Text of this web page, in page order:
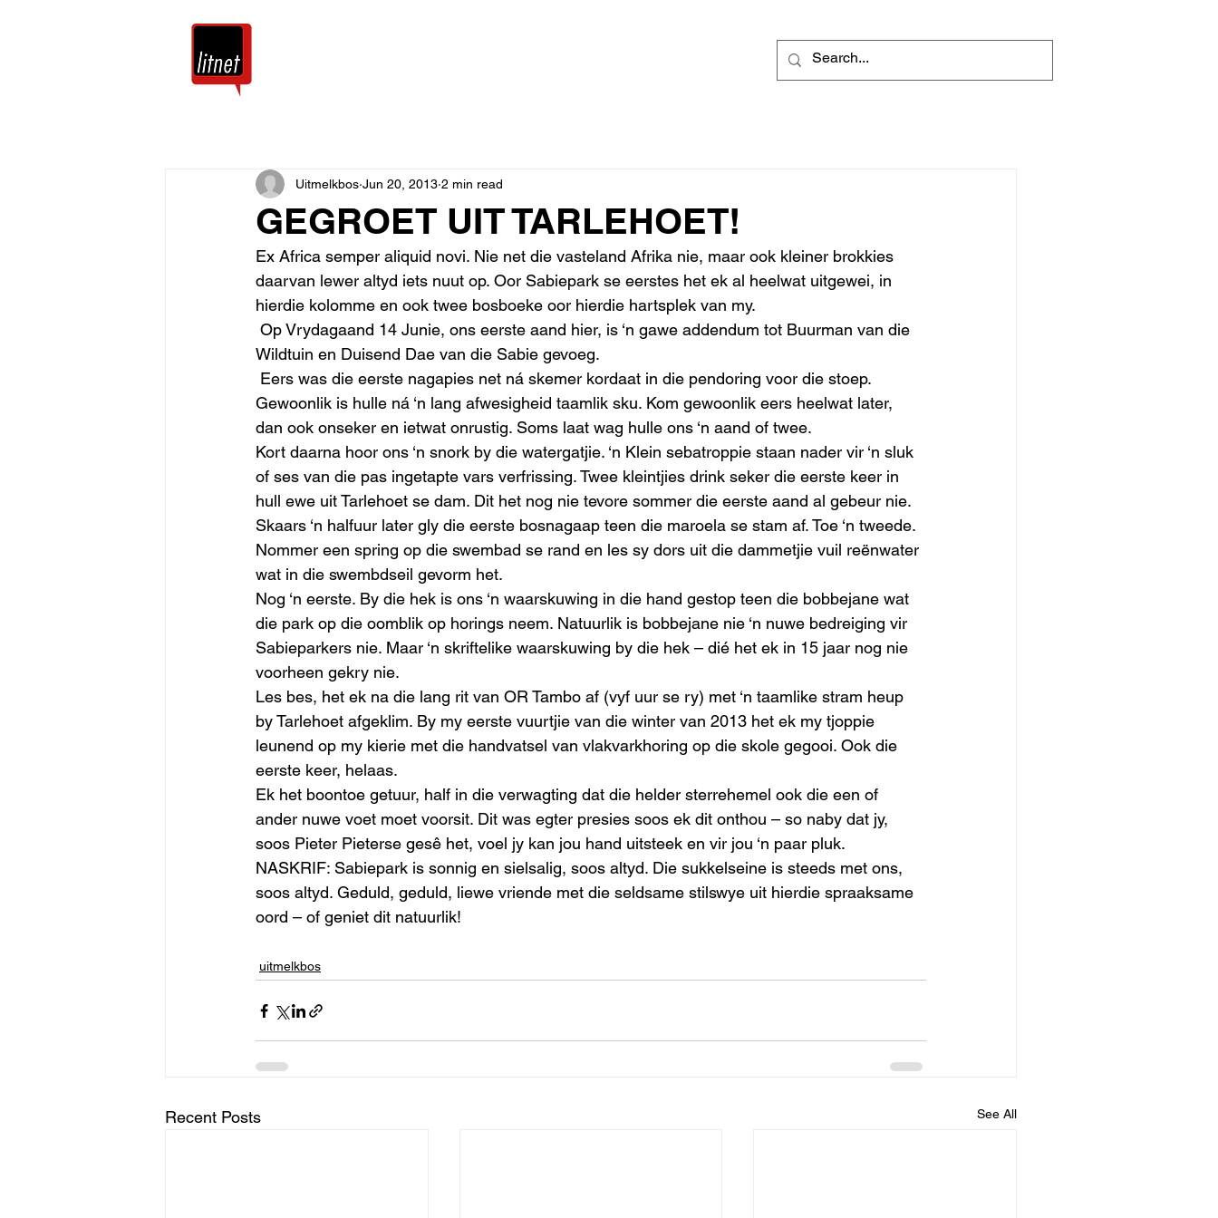
GEGROET UIT TARLEHOET!
Uitmelkbos Jun 20, 2013 2 min read
Ex Africa semper aliquid novi. Nie net die vasteland Afrika nie, maar ook kleiner brokkies
daarvan lewer altyd iets nuut op. Oor Sabiepark se eerstes het ek al heelwat uitgewei, in
hierdie kolomme en ook twee bosboeke oor hierdie hartsplek van my.
Op Vrydagaand 14 Junie, ons eerste aand hier, is ‘n gawe addendum tot Buurman van die
Wildtuin en Duisend Dae van die Sabie gevoeg.
Eers was die eerste nagapies net ná skemer kordaat in die pendoring voor die stoep.
Gewoonlik is hulle ná ‘n lang afwesigheid taamlik sku. Kom gewoonlik eers heelwat later,
dan ook onseker en ietwat onrustig. Soms laat wag hulle ons ‘n aand of twee.
Kort daarna hoor ons ‘n snork by die watergatjie. ‘n Klein sebatroppie staan nader vir ‘n sluk
of ses van die pas ingetapte vars verfrissing. Twee kleintjies drink seker die eerste keer in
hull ewe uit Tarlehoet se dam. Dit het nog nie tevore sommer die eerste aand al gebeur nie.
Skaars ‘n halfuur later gly die eerste bosnagaap teen die maroela se stam af. Toe ‘n tweede.
Nommer een spring op die swembad se rand en les sy dors uit die dammetjie vuil reënwater
wat in die swembdseil gevorm het.
Nog ‘n eerste. By die hek is ons ‘n waarskuwing in die hand gestop teen die bobbejane wat
die park op die oomblik op horings neem. Natuurlik is bobbejane nie ‘n nuwe bedreiging vir
Sabieparkers nie. Maar ‘n skriftelike waarskuwing by die hek – dié het ek in 15 jaar nog nie
voorheen gekry nie.
Les bes, het ek na die lang rit van OR Tambo af (vyf uur se ry) met ‘n taamlike stram heup
by Tarlehoet afgeklim. By my eerste vuurtjie van die winter van 2013 het ek my tjoppie
leunend op my kierie met die handvatsel van vlakvarkhoring op die skole gegooi. Ook die
eerste keer, helaas.
Ek het boontoe getuur, half in die verwagting dat die helder sterrehemel ook die een of
ander nuwe voet moet voorsit. Dit was egter presies soos ek dit onthou – so naby dat jy,
soos Pieter Pieterse gesê het, voel jy kan jou hand uitsteek en vir jou ‘n paar pluk.
NASKRIF: Sabiepark is sonnig en sielsalig, soos altyd. Die sukkelseine is steeds met ons,
soos altyd. Geduld, geduld, liewe vriende met die seldsame stilswye uit hierdie spraaksame
oord – of geniet dit natuurlik!
uitmelkbos
Recent Posts See All